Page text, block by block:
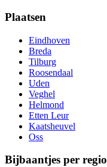
Plaatsen
Eindhoven
Breda
Tilburg
Roosendaal
Uden
Veghel
Helmond
Etten Leur
Kaatsheuvel
Oss
Bijbaantjes per regio